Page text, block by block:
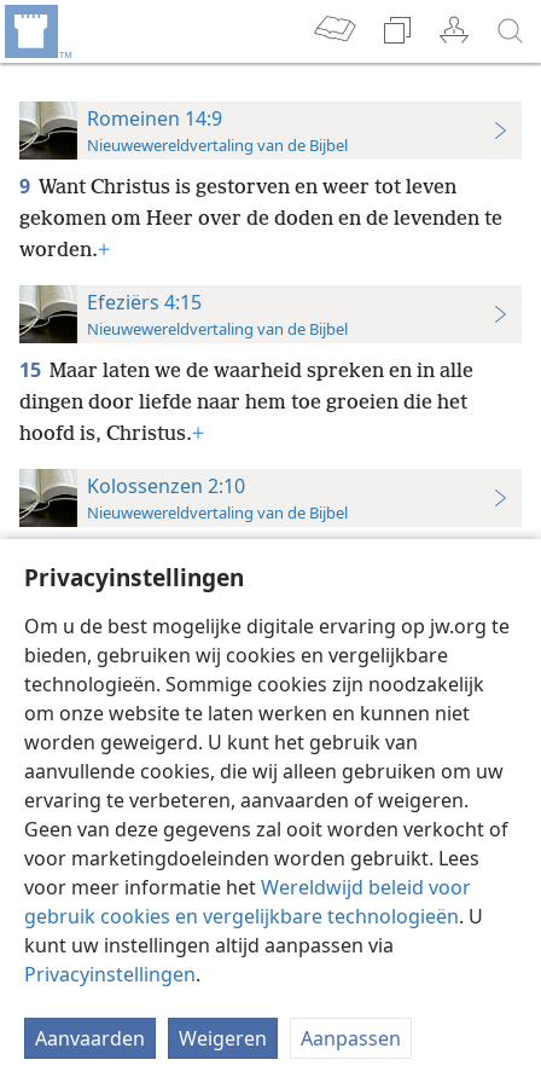
Privacyinstellingen
Om u de best mogelijke digitale ervaring op jw.org te
bieden, gebruiken wij cookies en vergelijkbare
technologieën. Sommige cookies zijn noodzakelijk
om onze website te laten werken en kunnen niet
worden geweigerd. U kunt het gebruik van
aanvullende cookies, die wij alleen gebruiken om uw
ervaring te verbeteren, aanvaarden of weigeren.
Geen van deze gegevens zal ooit worden verkocht of
voor marketingdoeleinden worden gebruikt. Lees
voor meer informatie hetWereldwijd beleid voor
gebruik cookies en vergelijkbare technologieën. U
kunt uw instellingen altijd aanpassen via
Privacyinstellingen.
Aanvaarden Weigeren Aanpassen
Romeinen 14:9
Nieuwewereldvertaling van de Bijbel
9 Want Christus is gestorven en weer tot leven
gekomen om Heer over de doden en de levenden te
worden.+
Efeziërs 4:15
Nieuwewereldvertaling van de Bijbel
15 Maar laten we de waarheid spreken en in alle
dingen door liefde naar hem toe groeien die het
hoofd is, Christus.+
Kolossenzen 2:10
Nieuwewereldvertaling van de Bijbel
degene die het hoofd is van alle regeringsautoriteit
en gezag. +
Nederlands Instellingen
Copyright © 2026 Watch Tower Bible and Tract Society of Pennsylvania
Gebruiksvoorwaarden Privacybeleid
Privacyinstellingen
Inloggen